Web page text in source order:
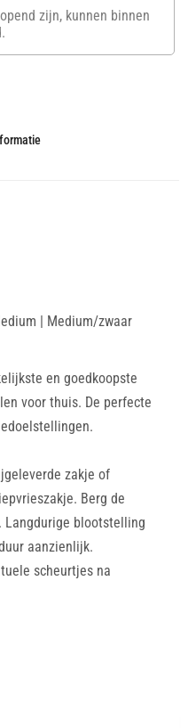
zijn, kunnen binnen
| Medium/zwaar
en goedkoopste
voor thuis. De perfecte
zakje of
Berg de
Langdurige blootstelling
aanzienlijk.
scheurtjes na